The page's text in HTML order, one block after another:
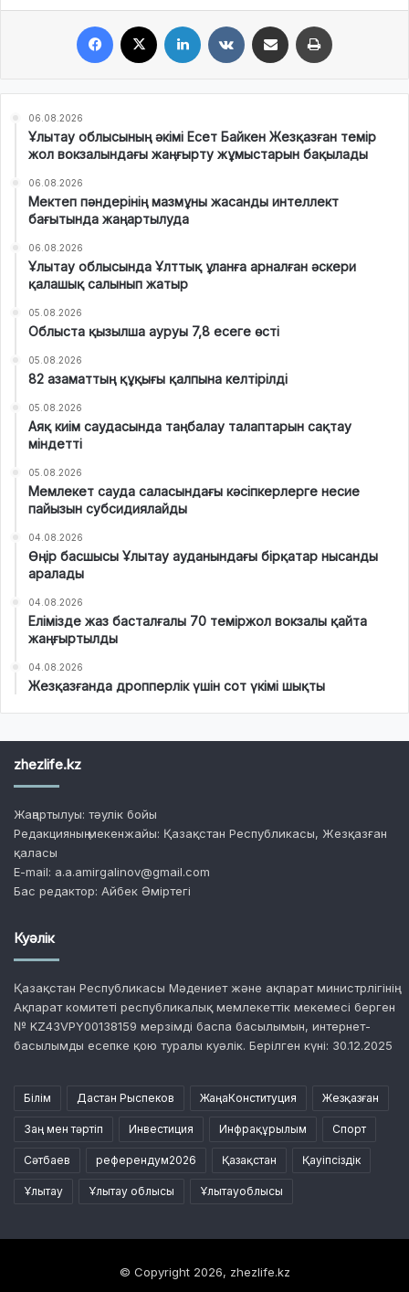
06.08.2026
Ұлытау облысының әкімі Есет Байкен Жезқазған темір
жол вокзалындағы жаңғырту жұмыстарын бақылады
06.08.2026
Мектеп пәндерінің мазмұны жасанды интеллект
бағытында жаңартылуда
06.08.2026
Ұлытау облысында Ұлттық ұланға арналған әскери
қалашық салынып жатыр
05.08.2026
Облыста қызылша ауруы 7,8 есеге өсті
05.08.2026
82 азаматтың құқығы қалпына келтірілді
05.08.2026
Аяқ киім саудасында таңбалау талаптарын сақтау
міндетті
05.08.2026
Мемлекет сауда саласындағы кәсіпкерлерге несие
пайызын субсидиялайды
04.08.2026
Өңір басшысы Ұлытау ауданындағы бірқатар нысанды
аралады
04.08.2026
Елімізде жаз басталғалы 70 теміржол вокзалы қайта
жаңғыртылды
04.08.2026
Жезқазғанда дропперлік үшін сот үкімі шықты
zhezlife.kz
Жаңартылуы: тәулік бойы
Редакцияның мекенжайы: Қазақстан Республикасы, Жезқазған
қаласы
E-mail: a.a.amirgalinov@gmail.com
Бас редактор: Айбек Әміртегі
Куәлік
Қазақстан Республикасы Мәдениет және ақпарат министрлігінің
Ақпарат комитеті республикалық мемлекеттік мекемесі берген
№ KZ43VPY00138159 мерзімді баспа басылымын, интернет-
басылымды есепке қою туралы куәлік. Берілген күні: 30.12.2025
Білім Дастан Рыспеков ЖаңаКонституция Жезқазған
Заң мен тәртіп Инвестиция Инфрақұрылым Спорт
Сәтбаев референдум2026 Қазақстан Қауіпсіздік
Ұлытау Ұлытау облысы Ұлытауоблысы
© Copyright 2026, zhezlife.kz